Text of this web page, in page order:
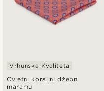
Cvjetni koraljni džepni
maramu
Vrhunska Kvaliteta